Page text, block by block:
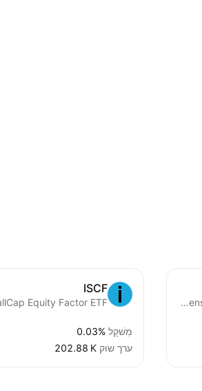
Bloomberg Europe Defense -UCITS ETF- Capitalisation
ISCF
מִשׁקָל 0.03%
ערך שוק ‪202.88 K‬